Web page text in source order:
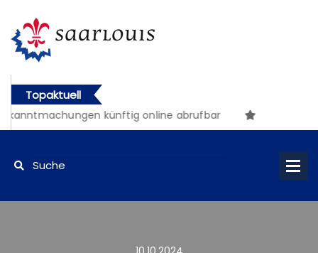
Topaktuell
künftig online abrufbar